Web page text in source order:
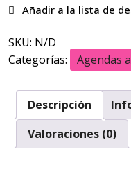
SKU: N/D
Categorías:
Agendas
Descripción
Valoraciones (0)